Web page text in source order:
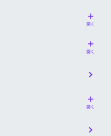
開く
開く
開く